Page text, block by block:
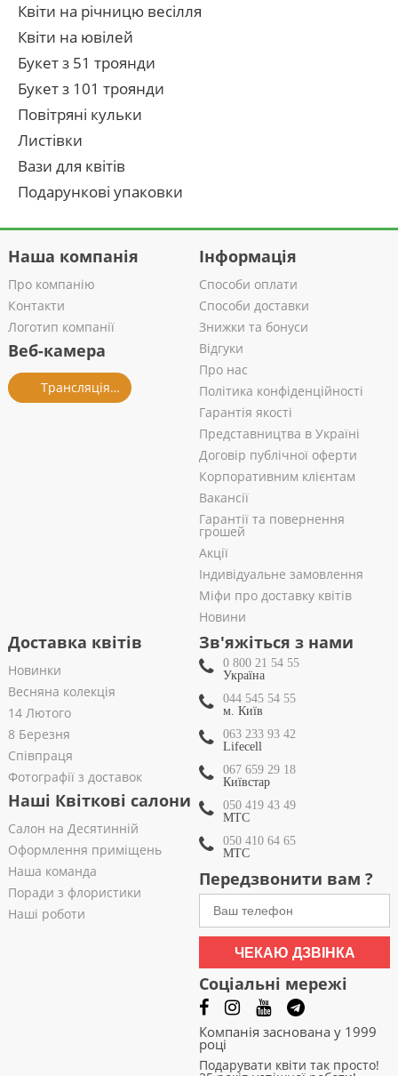
Квіти на річницю весілля
Квіти на ювілей
Букет з 51 троянди
Букет з 101 троянди
Повітряні кульки
Листівки
Вази для квітів
Подарункові упаковки
Наша компанія
Про компанію
Контакти
Логотип компанії
Веб-камера
Трансляція із салону
Інформація
Способи оплати
Способи доставки
Знижки та бонуси
Відгуки
Про нас
Політика конфіденційності
Гарантія якості
Представництва в Україні
Договір публічної оферти
Корпоративним клієнтам
Вакансії
Гарантії та повернення
грошей
Акції
Індивідуальне замовлення
Міфи про доставку квітів
Новини
Доставка квітів
Новинки
Весняна колекція
14 Лютого
8 Березня
Співпраця
Фотографії з доставок
Наші Квіткові салони
Салон на Десятинній
Оформлення приміщень
Наша команда
Поради з флористики
Наші роботи
Зв'яжіться з нами
0 800 21 54 55
Україна
044 545 54 55
м. Київ
063 233 93 42
Lifecell
067 659 29 18
Київстар
050 419 43 49
МТС
050 410 64 65
МТС
Передзвонити вам ?
ЧЕКАЮ ДЗВІНКА
Соціальні мережі
Компанія заснована у 1999
році
Подарувати квіти так просто!